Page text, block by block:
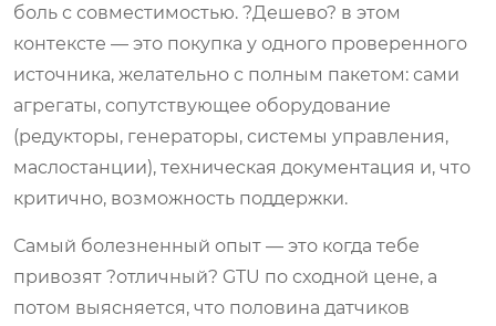
боль с совместимостью. ?Дешево? в этом
контексте — это покупка у одного проверенного
источника, желательно с полным пакетом: сами
агрегаты, сопутствующее оборудование
(редукторы, генераторы, системы управления,
маслостанции), техническая документация и, что
критично, возможность поддержки.
Самый болезненный опыт — это когда тебе
привозят ?отличный? GTU по сходной цене, а
потом выясняется, что половина датчиков